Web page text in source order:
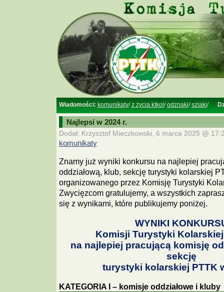
Wiadomości: komunikaty/z życia ktkol /odznaki/szlaki/
Najlepsi w 2024 r.
Dodał: Krzysztof Mieczkowski, 6 marca 2025 @
komunikaty
Znamy już wyniki konkursu na najlepiej
oddziałową, klub, sekcję turystyki kolarskiej
organizowanego przez Komisję Turystyki
Zwycięzcom gratulujemy, a wszystkich
się z wynikami, które publikujemy poniżej.
WYNIKI
Komisji Turystyki Kolarskiej
na najlepiej pracującą komisję
sekcję
turystyki kolarskiej PTTK
KATEGORIA I – komisje oddziałowe i kluby